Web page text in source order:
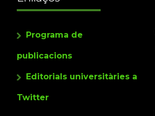
Programa de
publicacions
Editorials universitàries a
Twitter